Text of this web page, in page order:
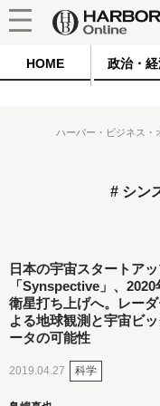
HOME 政治・経
ハーバー・ビジネス・
シン
日本の宇宙スタートア
「Synspective」、2020
衛星打ち上げへ。レー
よる地球観測と宇宙ビ
ータの可能性
2019.04.27 科学